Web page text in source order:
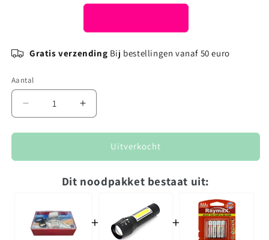
Gratis verzending Bij bestellingen vanaf 50 euro
Aantal
Aantal
verlagen
voor
Noodpakket
Voorbereid
bij
Noodsituaties
Aantal
verhogen
voor
Noodpakket
uur)
bij
Noodsituaties
Uitverkocht
Dit noodpakket bestaat uit:
+ +